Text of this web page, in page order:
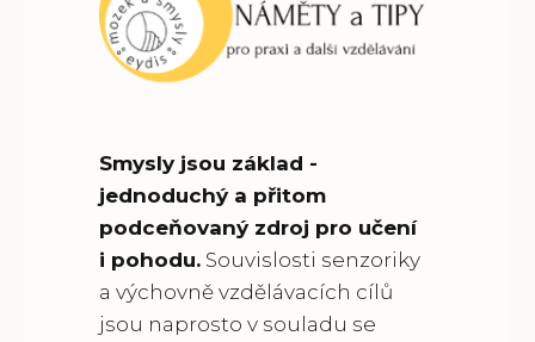
Smysly jsou základ -
jednoduchý a přitom
podceňovaný zdroj pro učení
i pohodu.Souvislosti senzoriky
a výchovně vzdělávacích cílů
jsou naprosto v souladu se